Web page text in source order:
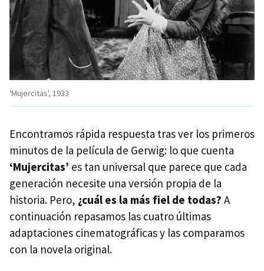
'Mujercitas', 1933
Encontramos rápida respuesta tras ver los primeros
minutos de la película de Gerwig: lo que cuenta
‘Mujercitas’ es tan universal que parece que cada
generación necesite una versión propia de la
historia. Pero, ¿cuál es la más fiel de todas? A
continuación repasamos las cuatro últimas
adaptaciones cinematográficas y las comparamos
con la novela original.